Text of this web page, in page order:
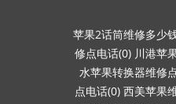
苹果2话筒维修多少
修点电话(0) 川港苹
水苹果转换器维修
点电话(0) 西美苹果